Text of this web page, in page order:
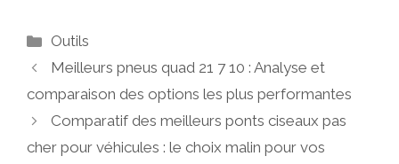
Catégories
Outils
Meilleurs pneus quad 21 7 10 : Analyse et
comparaison des options les plus performantes
Comparatif des meilleurs ponts ciseaux pas
cher pour véhicules : le choix malin pour vos